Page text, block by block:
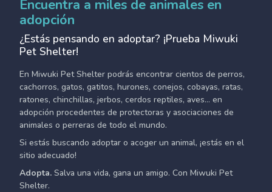
Encuentra a miles de animales en
adopción
¿Estás pensando en adoptar? ¡Prueba Miwuki
Pet Shelter!
En Miwuki Pet Shelter podrás encontrar cientos de perros,
cachorros, gatos, gatitos, hurones, conejos, cobayas, ratas,
ratones, chinchillas, jerbos, cerdos reptiles, aves... en
adopción procedentes de protectoras y asociaciones de
animales o perreras de todo el mundo.
Si estás buscando adoptar o acoger un animal, ¡estás en el
sitio adecuado!
Adopta. Salva una vida, gana un amigo. Con Miwuki Pet
Shelter.